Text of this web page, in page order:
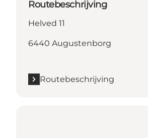
Routebeschrijving
Helved 11
6440 Augustenborg
Routebeschrijving